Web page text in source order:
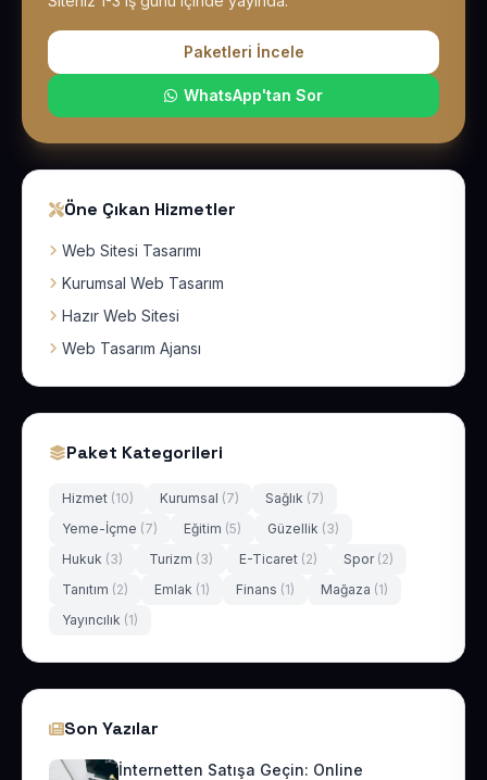
Paketleri İncele
WhatsApp'tan Sor
Öne Çıkan Hizmetler
Web Sitesi Tasarımı
Kurumsal Web Tasarım
Hazır Web Sitesi
Web Tasarım Ajansı
Paket Kategorileri
Hizmet (10) Kurumsal (7) Sağlık (7)
Yeme-İçme (7) Eğitim (5) Güzellik (3)
Hukuk (3) Turizm (3) E-Ticaret (2) Spor (2)
Tanıtım (2) Emlak (1) Finans (1) Mağaza (1)
Yayıncılık (1)
Son Yazılar
İnternetten Satışa Geçin: Online